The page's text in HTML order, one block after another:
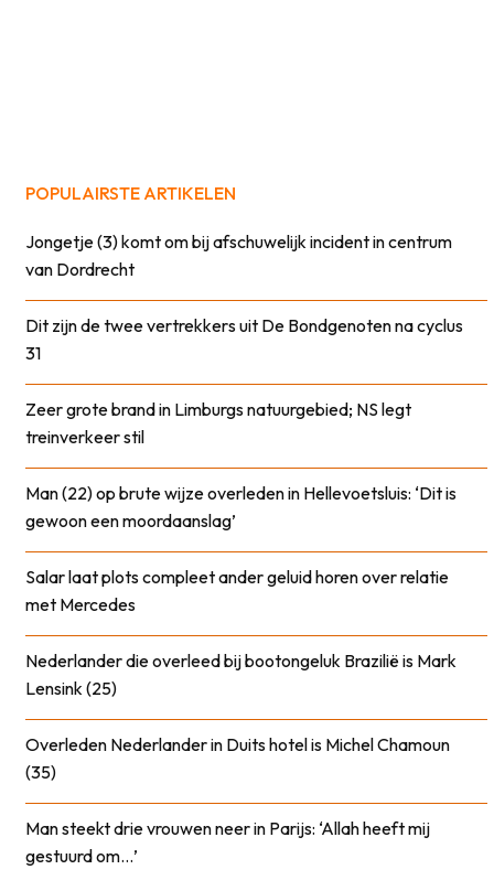
POPULAIRSTE ARTIKELEN
Jongetje (3) komt om bij afschuwelijk incident in centrum
van Dordrecht
Dit zijn de twee vertrekkers uit De Bondgenoten na cyclus
31
Zeer grote brand in Limburgs natuurgebied; NS legt
treinverkeer stil
Man (22) op brute wijze overleden in Hellevoetsluis: ‘Dit is
gewoon een moordaanslag’
Salar laat plots compleet ander geluid horen over relatie
met Mercedes
Nederlander die overleed bij bootongeluk Brazilië is Mark
Lensink (25)
Overleden Nederlander in Duits hotel is Michel Chamoun
(35)
Man steekt drie vrouwen neer in Parijs: ‘Allah heeft mij
gestuurd om…’